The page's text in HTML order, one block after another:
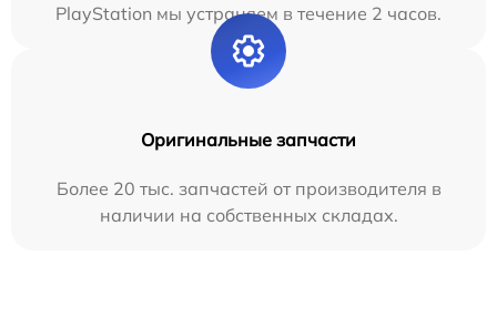
PlayStation мы устраняем в течение 2 часов.
Оригинальные запчасти
Более 20 тыс. запчастей от производителя в
наличии на собственных складах.